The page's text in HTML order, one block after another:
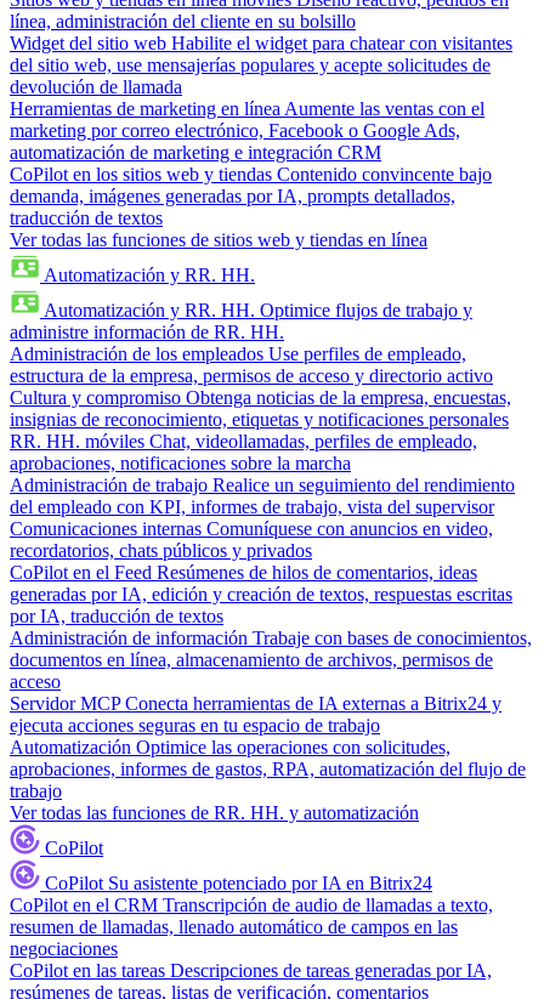
línea, administración del cliente en su bolsillo
Widget del sitio web Habilite el widget para chatear con visitantes
del sitio web, use mensajerías populares y acepte solicitudes de
devolución de llamada
Herramientas de marketing en línea Aumente las ventas con el
marketing por correo electrónico, Facebook o Google Ads,
automatización de marketing e integración CRM
CoPilot en los sitios web y tiendas Contenido convincente bajo
demanda, imágenes generadas por IA, prompts detallados,
traducción de textos
Ver todas las funciones de sitios web y tiendas en línea
Automatización y RR. HH.
Automatización y RR. HH. Optimice flujos de trabajo y
administre información de RR. HH.
Administración de los empleados Use perfiles de empleado,
estructura de la empresa, permisos de acceso y directorio activo
Cultura y compromiso Obtenga noticias de la empresa, encuestas,
insignias de reconocimiento, etiquetas y notificaciones personales
RR. HH. móviles Chat, videollamadas, perfiles de empleado,
aprobaciones, notificaciones sobre la marcha
Administración de trabajo Realice un seguimiento del rendimiento
del empleado con KPI, informes de trabajo, vista del supervisor
Comunicaciones internas Comuníquese con anuncios en video,
recordatorios, chats públicos y privados
CoPilot en el Feed Resúmenes de hilos de comentarios, ideas
generadas por IA, edición y creación de textos, respuestas escritas
por IA, traducción de textos
Administración de información Trabaje con bases de conocimientos,
documentos en línea, almacenamiento de archivos, permisos de
acceso
Servidor MCP Conecta herramientas de IA externas a Bitrix24 y
ejecuta acciones seguras en tu espacio de trabajo
Automatización Optimice las operaciones con solicitudes,
aprobaciones, informes de gastos, RPA, automatización del flujo de
trabajo
Ver todas las funciones de RR. HH. y automatización
CoPilot
CoPilot Su asistente potenciado por IA en Bitrix24
CoPilot en el CRM Transcripción de audio de llamadas a texto,
resumen de llamadas, llenado automático de campos en las
negociaciones
CoPilot en las tareas Descripciones de tareas generadas por IA,
resúmenes de tareas, listas de verificación, comentarios